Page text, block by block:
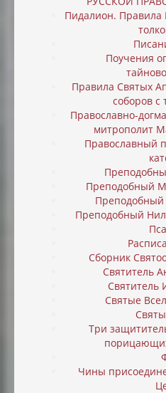
Пидалион. Правила
Поучения
Правила Святых
соборов с
Православно-
митрополит
Православный
Преподобный
Преподобный
Сборник
Святитель
Святитель
Святые
Три
Чины